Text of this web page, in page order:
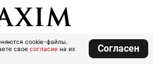
cookie-файлы.
свое согласие на их
Согласен